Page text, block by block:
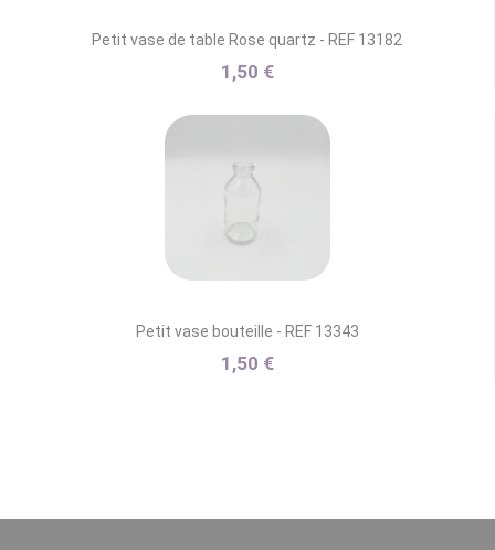
Petit vase de table Rose quartz - REF 13182
1,50 €
Petit vase bouteille - REF 13343
1,50 €